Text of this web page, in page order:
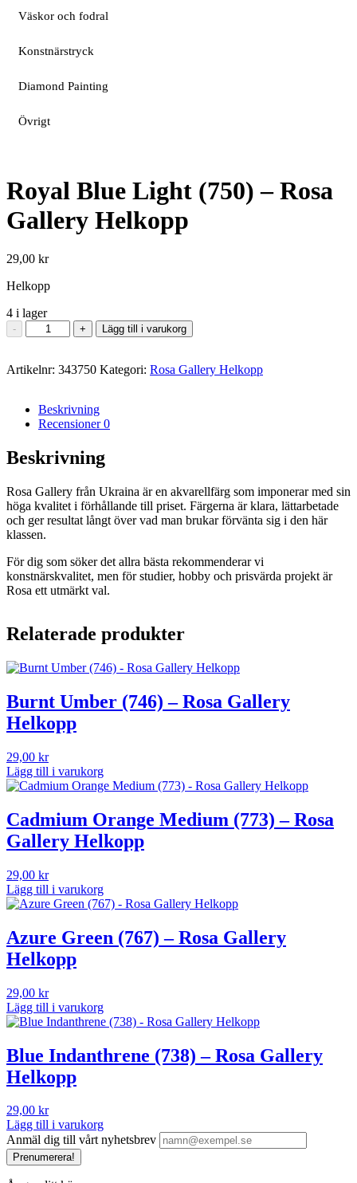
Väskor och fodral
Konstnärstryck
Diamond Painting
Övrigt
Royal Blue Light (750) – Rosa
Gallery Helkopp
29,00 kr
Helkopp
4 i lager
-
Royal
Blue
(750)
Gallery
Helkopp
+ Lägg till i varukorg
Artikelnr: 343750 Kategori: Rosa Gallery Helkopp
Beskrivning
Recensioner0
Beskrivning
Rosa Gallery från Ukraina är en akvarellfärg som imponerar med sin
höga kvalitet i förhållande till priset. Färgerna är klara, lättarbetade
och ger resultat långt över vad man brukar förvänta sig i den här
klassen.
För dig som söker det allra bästa rekommenderar vi
konstnärskvalitet, men för studier, hobby och prisvärda projekt är
Rosa ett utmärkt val.
Relaterade produkter
Burnt Umber (746) – Rosa Gallery
Helkopp
29,00 kr
Lägg till i varukorg
Cadmium Orange Medium (773) – Rosa
Gallery Helkopp
29,00 kr
Lägg till i varukorg
Azure Green (767) – Rosa Gallery
Helkopp
29,00 kr
Lägg till i varukorg
Blue Indanthrene (738) – Rosa Gallery
Helkopp
29,00 kr
Lägg till i varukorg
Anmäl dig till vårt nyhetsbrev
Prenumerera!